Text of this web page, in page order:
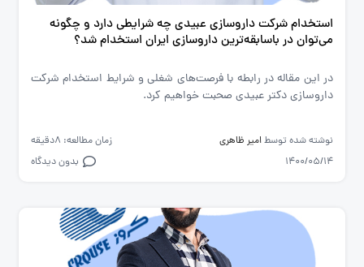
استخدام شرکت داروسازی عبیدی چه شرایطی دارد و چگونه
می‌توان در باسابقه‌ترین داروسازی ایران استخدام شد؟
در این مقاله در رابطه با فرصت‌های شغلی و شرایط استخدام شرکت
داروسازی دکتر عبیدی صحبت خواهیم کرد.
نوشته شده توسطامیر ظاهری
زمان مطالعه: 8دقیقه
1400/05/14
بدون دیدگاه